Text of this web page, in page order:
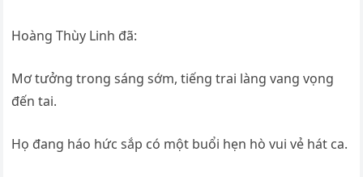
Hoàng Thùy Linh đã:
Mơ tưởng trong sáng sớm, tiếng trai làng vang vọng
đến tai.
Họ đang háo hức sắp có một buổi hẹn hò vui vẻ hát ca.